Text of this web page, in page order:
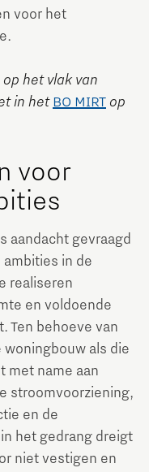
voor het
het vlak van
in het BO MIRT op
voor
aandacht gevraagd
in de
realiseren
en voldoende
Ten behoeve van
als die
met name aan
stroomvoorziening,
en de
het gedrang dreigt
niet vestigen en